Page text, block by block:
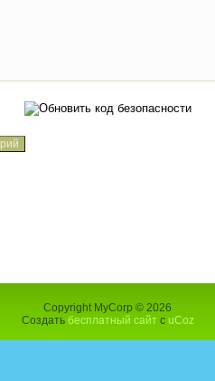
Copyright MyCorp © 2026
Создать бесплатный сайт с uCoz